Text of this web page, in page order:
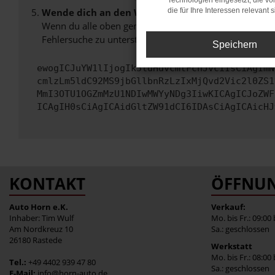
Wende dich an den Webseitenbetreiber.
Wenn du alle oben genannten Schritte versucht hast,
Fehlersuche zu unterstützen:
KONTAKT
Auto Horn e.K.
Inhaber: Tim Wulf
Am Nordkreuz 10
26180 Rastede
Tel.: +49 4402 939 47 80
Verkauf:
Mo. bis Fr.: 09:00
Sa.: geschlossen
Werkstatt
Mo. bis Fr.: 08:00
Sa.: geschlossen
die für Ihre Interessen relevant
Speichern